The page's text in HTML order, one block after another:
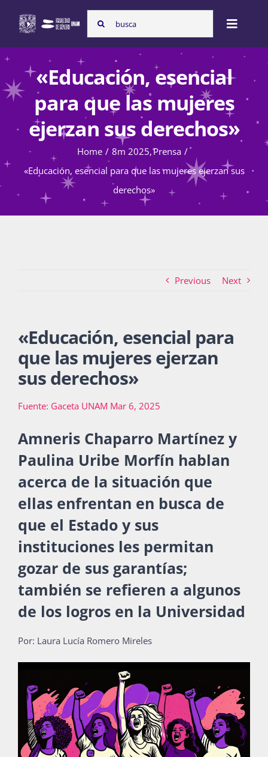
content
Search
for:
Toggle
Inicio
Nosotras
Programas
Atención de la violencia de género
La Boletina
Blog
Recursos
Súmate
Publicaciones
Bienvenida generación 2027-1
«Educación, esencial
para que las mujeres
ejerzan sus derechos»
Home 8m 2025 Prensa
«Educación, esencial para que las mujeres ejerzan sus
derechos»
Previous Next
«Educación, esencial para
que las mujeres ejerzan
sus derechos»
Fuente: Gaceta UNAM Mar 6, 2025
Amneris Chaparro Martínez y
Paulina Uribe Morfín hablan
acerca de la situación que
ellas enfrentan en busca de
que el Estado y sus
instituciones les permitan
gozar de sus garantías;
también se refieren a algunos
de los logros en la Universidad
Por: Laura Lucía Romero Mireles